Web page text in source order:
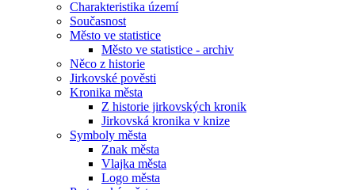
Charakteristika území
Současnost
Město ve statistice
Město ve statistice - archiv
Něco z historie
Jirkovské pověsti
Kronika města
Z historie jirkovských kronik
Jirkovská kronika v knize
Symboly města
Znak města
Vlajka města
Logo města